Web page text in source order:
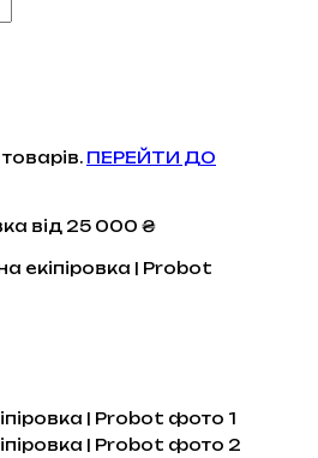
ПЕРЕЙТИ ДО
від 25 000 ₴